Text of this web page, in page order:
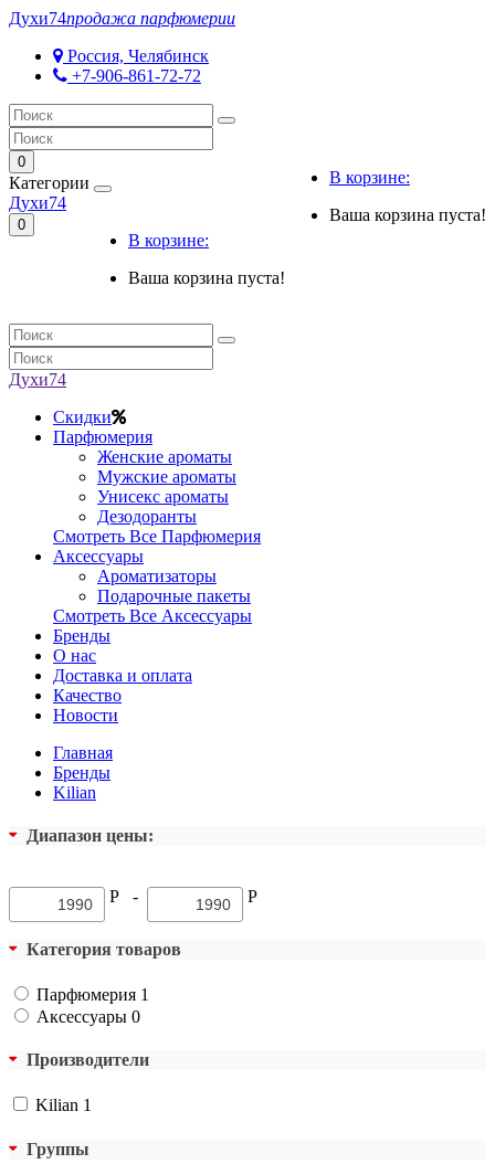
Духи74продажа парфюмерии
Россия, Челябинск
+7-906-861-72-72
0
В корзине:
Ваша корзина пуста!
Категории
Духи74
0
В корзине:
Ваша корзина пуста!
Духи74
Скидки
Парфюмерия
Женские ароматы
Мужские ароматы
Унисекс ароматы
Дезодоранты
Смотреть Все Парфюмерия
Аксессуары
Ароматизаторы
Подарочные пакеты
Смотреть Все Аксессуары
Бренды
О нас
Доставка и оплата
Качество
Новости
Главная
Бренды
Kilian
Диапазон цены:
Р - Р
Категория товаров
Парфюмерия 1
Аксессуары 0
Производители
Kilian 1
Группы